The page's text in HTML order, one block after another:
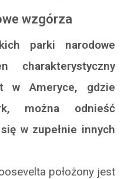
wzgórza
parki narodowe
charakterystyczny
w Ameryce, gdzie
można odnieść
w zupełnie innych
położony jest